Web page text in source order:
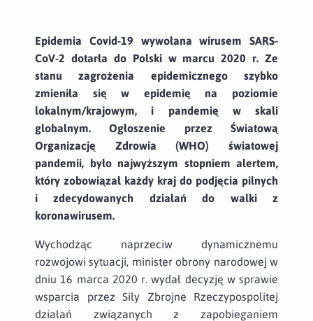
Epidemia Covid-19 wywołana wirusem SARS-
CoV-2 dotarła do Polski w marcu 2020 r. Ze
stanu zagrożenia epidemicznego szybko
zmieniła się w epidemię na poziomie
lokalnym/krajowym, i pandemię w skali
globalnym. Ogłoszenie przez Światową
Organizację Zdrowia (WHO) światowej
pandemii, było najwyższym stopniem alertem,
który zobowiązał każdy kraj do podjęcia pilnych
i zdecydowanych działań do walki z
koronawirusem.
Wychodząc naprzeciw dynamicznemu
rozwojowi sytuacji, minister obrony narodowej w
dniu 16 marca 2020 r. wydał decyzję w sprawie
wsparcia przez Siły Zbrojne Rzeczypospolitej
działań związanych z zapobieganiem